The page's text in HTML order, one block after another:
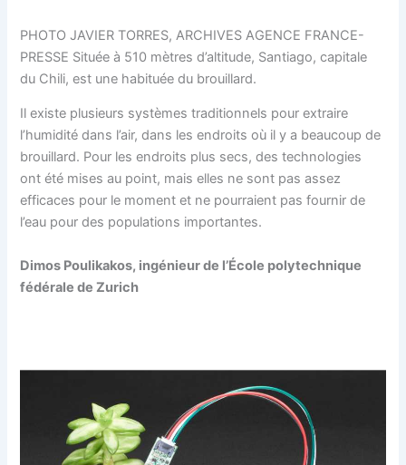
PHOTO JAVIER TORRES, ARCHIVES AGENCE FRANCE-
PRESSE Située à 510 mètres d’altitude, Santiago, capitale
du Chili, est une habituée du brouillard.
Il existe plusieurs systèmes traditionnels pour extraire
l’humidité dans l’air, dans les endroits où il y a beaucoup de
brouillard. Pour les endroits plus secs, des technologies
ont été mises au point, mais elles ne sont pas assez
efficaces pour le moment et ne pourraient pas fournir de
l’eau pour des populations importantes.
Dimos Poulikakos, ingénieur de l’École polytechnique
fédérale de Zurich